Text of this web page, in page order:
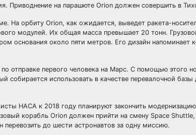
Приводнение на парашюте Orion должен совершить в
На орбиту Orion, как ожидается, выведет ракета-
модулей. Их общая масса превышает 20 тонн.
основания около пяти метров. Его дизайн напоминает
отправке первого человека на Марс. С помощью этого
использовать в качестве перевалочной базы
НАСА к 2018 году планируют закончить
корабль Orion должен прийти на смену Space
до шести астронавтов за одну миссию.